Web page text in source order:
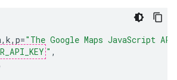
, k, p="The Google Maps JavaScript
" ,